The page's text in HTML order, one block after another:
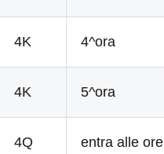
4K 4^ora
4K 5^ora
4Q
entra alle ore